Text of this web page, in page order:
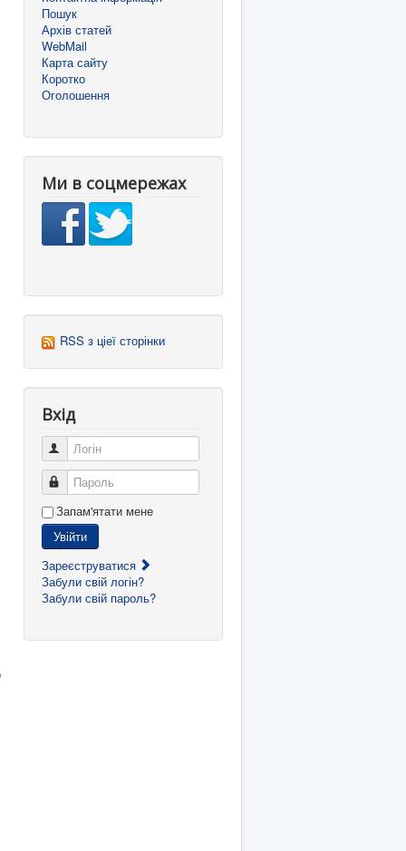
Пошук
Архів статей
WebMail
Карта сайту
Коротко
Оголошення
Ми в соцмережах
RSS з ціеї сторінки
Вхід
Логін
Пароль
Запам'ятати мене
Увійти
Зареєструватися
Забули свій логін?
Забули свій пароль?